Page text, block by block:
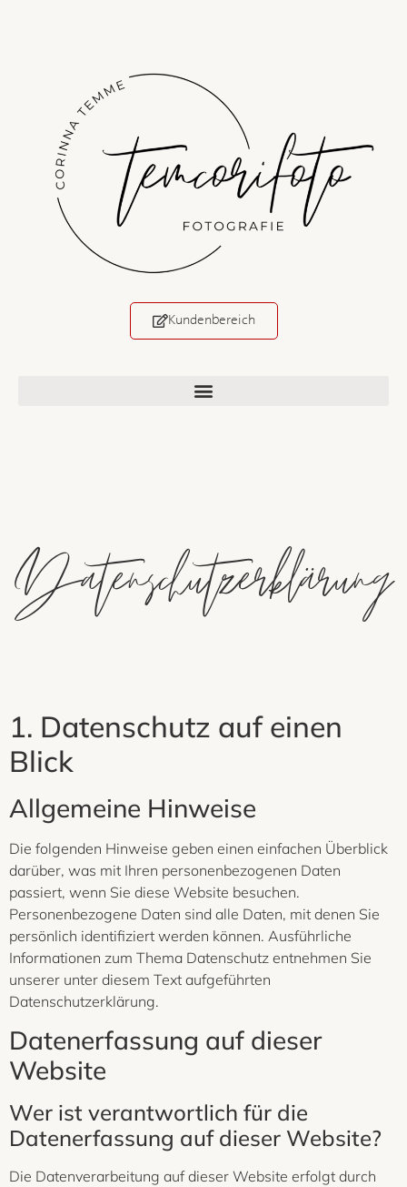
Kundenbereich
Datenschutzerklärung
1. Datenschutz auf einen
Blick
Allgemeine Hinweise
Die folgenden Hinweise geben einen einfachen Überblick
darüber, was mit Ihren personenbezogenen Daten
passiert, wenn Sie diese Website besuchen.
Personenbezogene Daten sind alle Daten, mit denen Sie
persönlich identifiziert werden können. Ausführliche
Informationen zum Thema Datenschutz entnehmen Sie
unserer unter diesem Text aufgeführten
Datenschutzerklärung.
Datenerfassung auf dieser
Website
Wer ist verantwortlich für die
Datenerfassung auf dieser Website?
Die Datenverarbeitung auf dieser Website erfolgt durch